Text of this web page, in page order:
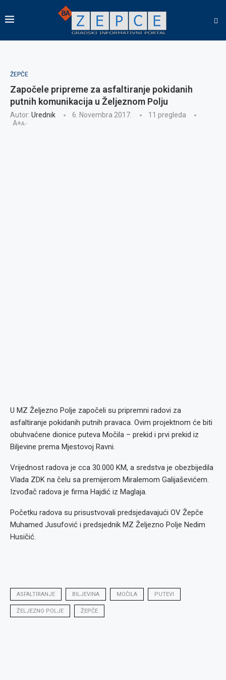
ŽEPČE
Započele pripreme za asfaltiranje pokidanih
putnih komunikacija u Željeznom Polju
Autor: Urednik 6. Novembra 2017. 11 pregleda
A+A-
U MZ Željezno Polje započeli su pripremni radovi za
asfaltiranje pokidanih putnih pravaca. Ovim projektnom će biti
obuhvaćene dionice puteva Močila – prekid i prvi prekid iz
Biljevine prema Mjestovoj Ravni.
Vrijednost radova je cca 30.000 KM, a sredstva je obezbijedila
Vlada ZDK na čelu sa premijerom Miralemom Galijaševićem.
Izvođač radova je firma Hajdić iz Maglaja.
Početku radova su prisustvovali predsjedavajući OV Žepče
Muhamed Jusufović i predsjednik MZ Željezno Polje Nedim
Husičić.
ASFALTIRANJE BILJEVINA MOČILA PUTEVI
ŽELJEZNO POLJE ŽEPČE